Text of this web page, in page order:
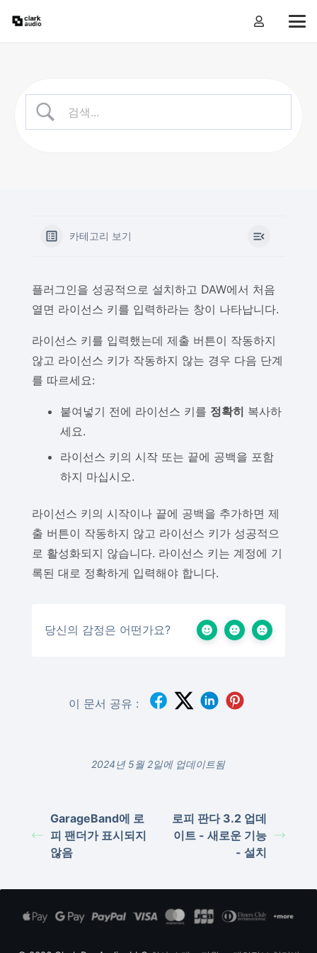
카테고리 보기
플러그인을 성공적으로 설치하고 DAW에서 처음
열면 라이선스 키를 입력하라는 창이 나타납니다.
라이선스 키를 입력했는데 제출 버튼이 작동하지
않고 라이선스 키가 작동하지 않는 경우 다음 단계
를 따르세요:
붙여넣기 전에 라이선스 키를 정확히 복사하
세요.
라이선스 키의 시작 또는 끝에 공백을 포함
하지 마십시오.
라이선스 키의 시작이나 끝에 공백을 추가하면 제
출 버튼이 작동하지 않고 라이선스 키가 성공적으
로 활성화되지 않습니다. 라이선스 키는 계정에 기
록된 대로 정확하게 입력해야 합니다.
당신의 감정은 어떤가요?
이 문서 공유 :
2024년 5월 2일에 업데이트됨
GarageBand에 로
피 팬더가 표시되지
않음
로피 판다 3.2 업데
이트 - 새로운 기능
- 설치